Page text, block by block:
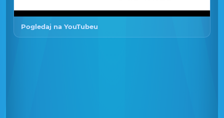
Pogledaj na YouTubeu